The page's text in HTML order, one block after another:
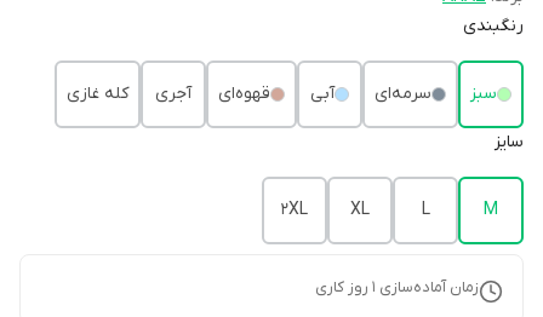
رنگبندی
سبز سرمه‌ای آبی قهوه‌ای آجری کله غازی
سایز
M
L
XL
2XL
زمان آماده‌سازی 1 روز کاری